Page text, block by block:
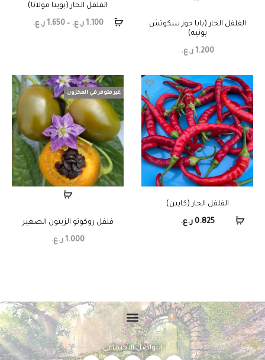
الفلفل الحار (بابا جوز سكوتش
بونيه)
1.200 ر.ع.
الفلفل الحار (بوينا مولاتا)
1.100 ر.ع. –
1.650 ر.ع.
الفلفل الحار (كايين)
0.825 ر.ع.
غير متوفر في المخزون
فلفل روكوتو الزيتون الصغير
1.000 ر.ع.
التواصل الاجتماعي